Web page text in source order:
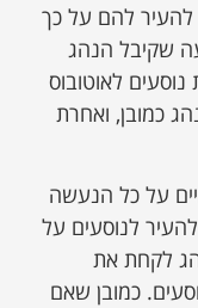
להעיר להם על כך
שקיבל הנהג
לאוטובוס
כמובן, ואחרת
על כל הנעשה
לנוסעים על
לקחת את
כמובן שאם